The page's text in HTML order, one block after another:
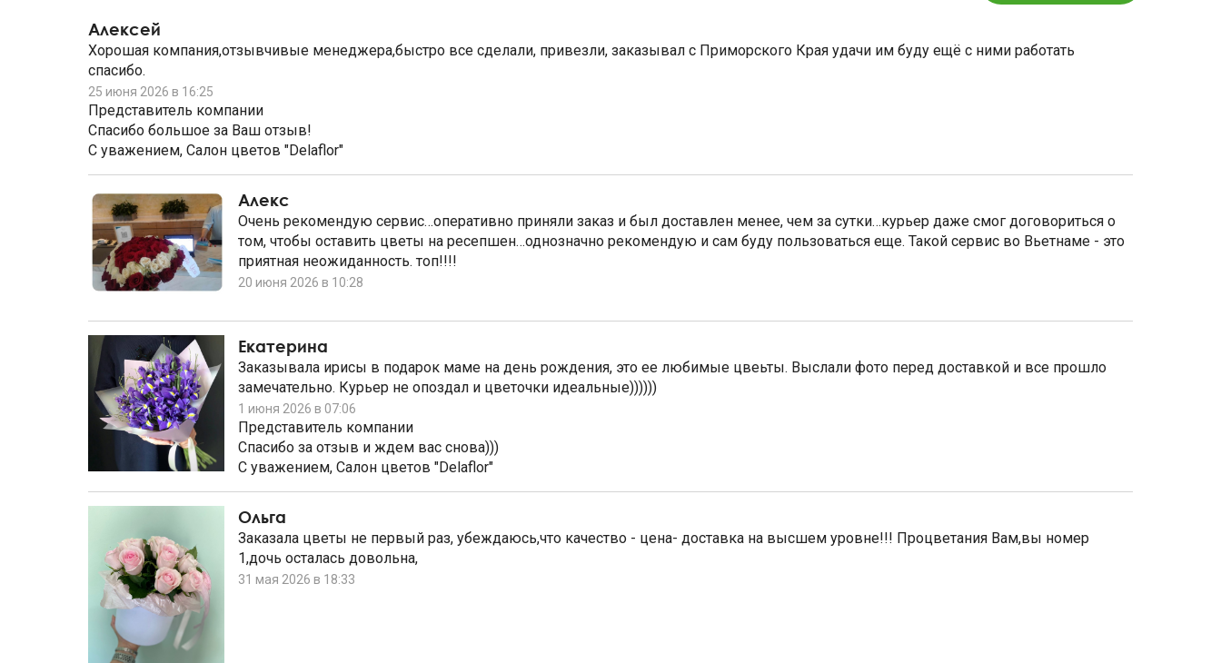
Алексей
Хорошая компания,отзывчивые менеджера,быстро все сделали, привезли, заказывал с Приморского Края удачи им буду ещё с ними работать
спасибо.
25 июня 2026 в 16:25
Представитель компании
Спасибо большое за Ваш отзыв!
С уважением, Салон цветов "Delaflor"
Алекс
Очень рекомендую сервис…оперативно приняли заказ и был доставлен менее, чем за сутки…курьер даже смог договориться о
том, чтобы оставить цветы на ресепшен…однозначно рекомендую и сам буду пользоваться еще. Такой сервис во Вьетнаме - это
приятная неожиданность. топ!!!!
20 июня 2026 в 10:28
Екатерина
Заказывала ирисы в подарок маме на день рождения, это ее любимые цвеьты. Выслали фото перед доставкой и все прошло
замечательно. Курьер не опоздал и цветочки идеальные))))))
1 июня 2026 в 07:06
Представитель компании
Спасибо за отзыв и ждем вас снова)))
С уважением, Салон цветов "Delaflor"
Ольга
Заказала цветы не первый раз, убеждаюсь,что качество - цена- доставка на высшем уровне!!! Процветания Вам,вы номер
1,дочь осталась довольна,
31 мая 2026 в 18:33